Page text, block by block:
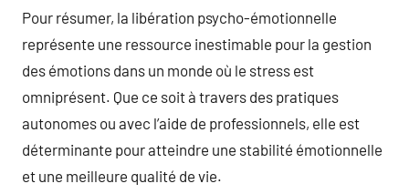
Pour résumer, la libération psycho-émotionnelle
représente une ressource inestimable pour la gestion
des émotions dans un monde où le stress est
omniprésent. Que ce soit à travers des pratiques
autonomes ou avec l’aide de professionnels, elle est
déterminante pour atteindre une stabilité émotionnelle
et une meilleure qualité de vie.